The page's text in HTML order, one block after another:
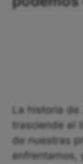
La historia
trasciende el
de nuestras
enfrentamos,